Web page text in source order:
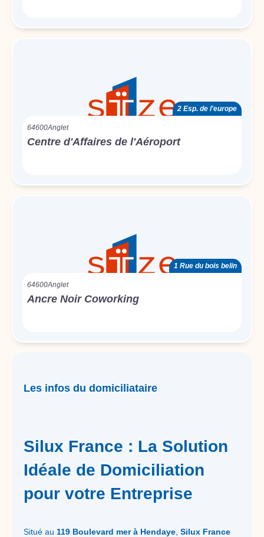
2 Esp. de l'europe
64600Anglet
Centre d'Affaires de l'Aéroport
1 Rue du bois belin
64600Anglet
Ancre Noir Coworking
Les infos du domiciliataire
Silux France : La Solution
Idéale de Domiciliation
pour votre Entreprise
Situé au 119 Boulevard mer à Hendaye Silux France